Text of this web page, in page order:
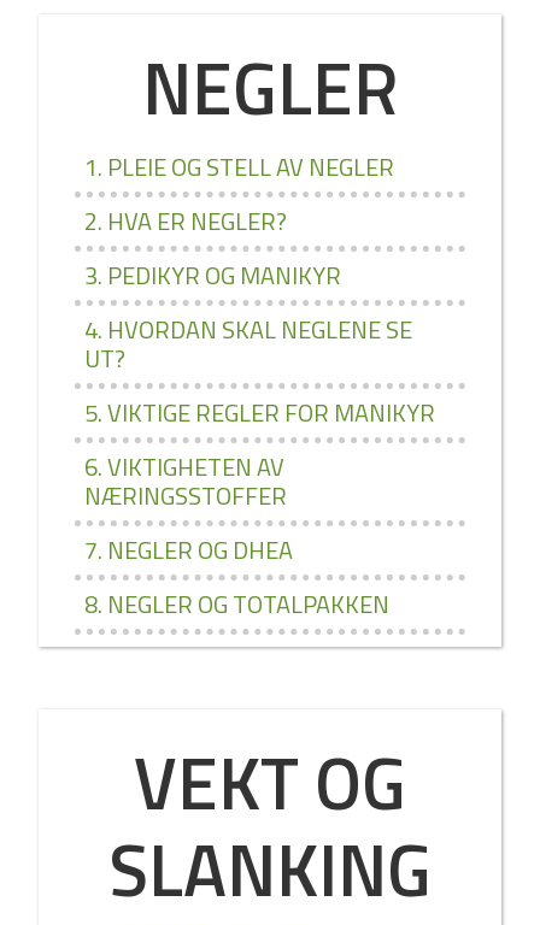
NEGLER
1. PLEIE OG STELL AV NEGLER
2. HVA ER NEGLER?
3. PEDIKYR OG MANIKYR
4. HVORDAN SKAL NEGLENE SE
UT?
5. VIKTIGE REGLER FOR MANIKYR
6. VIKTIGHETEN AV
NÆRINGSSTOFFER
7. NEGLER OG DHEA
8. NEGLER OG TOTALPAKKEN
VEKT OG
SLANKING